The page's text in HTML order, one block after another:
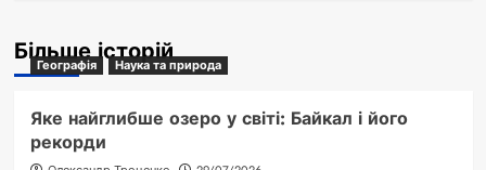
Більше історій
Географія Наука та природа
Яке найглибше озеро у світі: Байкал і його
рекорди